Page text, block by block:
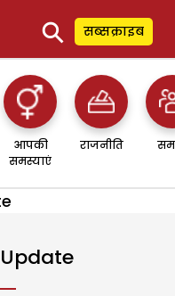
⚲ सब्सक्राइब
आपकी
समस्याएं
राजनीति